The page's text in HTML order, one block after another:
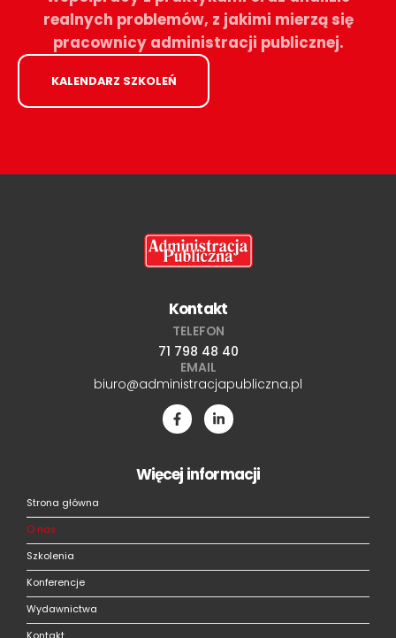
realnych problemów, z jakimi mierzą się
pracownicy administracji publicznej.​
KALENDARZ SZKOLEŃ
Kontakt
TELEFON
71 798 48 40
EMAIL
biuro@administracjapubliczna.pl
Więcej informacji
Strona główna
O nas
Szkolenia
Konferencje
Wydawnictwa